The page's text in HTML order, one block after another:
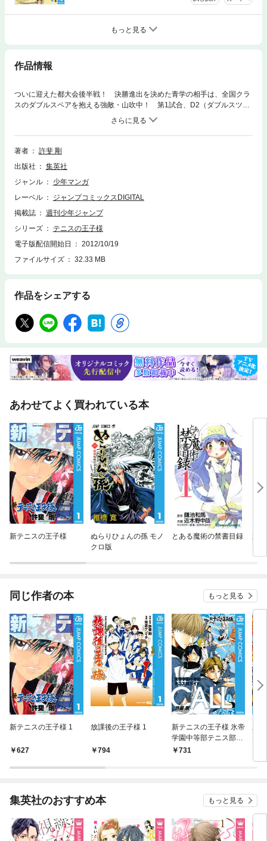
もっと見る
作品情報
ついに迎えた都大会後半戦！ 決勝進出を決めた青学の相手は、全国クラ
スのダブルスペアを抱える強敵・山吹中！ 第1試合、D2（ダブルスツ
ー）であの不二・河村ペアがあっさり敗退。D1（ダブルスワン）に出場の
大石・菊丸ペアに緊張が奔るが…!?
著者
許斐 剛
出版社
集英社
ジャンル
少年マンガ
レーベル
ジャンプコミックスDIGITAL
掲載誌
週刊少年ジャンプ
シリーズ
テニスの王子様
電子版配信開始日
2012/10/19
ファイルサイズ
32.33 MB
作品をシェアする
あわせてよく買われている本
新テニスの王子様
ぬらりひょんの孫 モノ
クロ版
とある魔術の禁書目録 六
同じ作者の本 もっと見る
新テニスの王子様 1
627
放課後の王子様 1
794
新テニスの王子様 氷帝
学園中等部テニス部ガ
イド『CALL』
731
新
H』
集英社のおすすめ本 もっと見る